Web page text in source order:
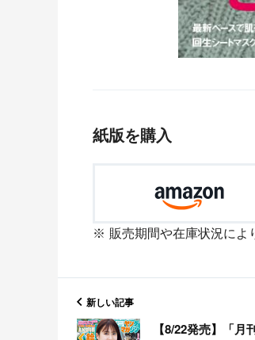
紙版を購入
販売期間や在庫状況によ
新しい記事
【8/22発売】「